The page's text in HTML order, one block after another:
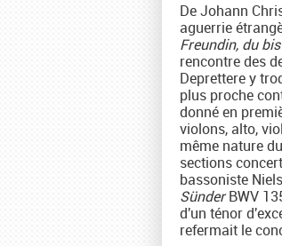
De Johann
aguerrie
Freundin, du
rencontre des
Deprettere y
plus proche
donné en
violons, alto,
même nature
sections
bassoniste
SünderBWV
d'un ténor
refermait le